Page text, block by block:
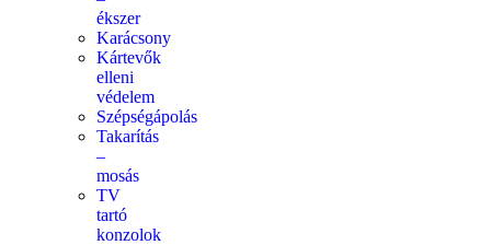
ékszer
Karácsony
Kártevők
elleni
védelem
Szépségápolás
Takarítás
–
mosás
TV
tartó
konzolok